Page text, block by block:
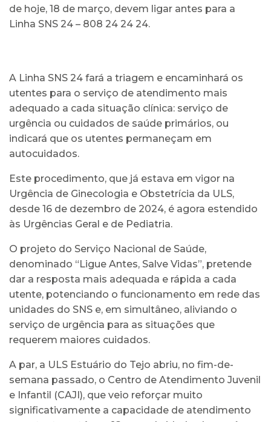
de hoje, 18 de março, devem ligar antes para a
Linha SNS 24 – 808 24 24 24.
A Linha SNS 24 fará a triagem e encaminhará os
utentes para o serviço de atendimento mais
adequado a cada situação clínica: serviço de
urgência ou cuidados de saúde primários, ou
indicará que os utentes permaneçam em
autocuidados.
Este procedimento, que já estava em vigor na
Urgência de Ginecologia e Obstetrícia da ULS,
desde 16 de dezembro de 2024, é agora estendido
às Urgências Geral e de Pediatria.
O projeto do Serviço Nacional de Saúde,
denominado “Ligue Antes, Salve Vidas”, pretende
dar a resposta mais adequada e rápida a cada
utente, potenciando o funcionamento em rede das
unidades do SNS e, em simultâneo, aliviando o
serviço de urgência para as situações que
requerem maiores cuidados.
A par, a ULS Estuário do Tejo abriu, no fim-de-
semana passado, o Centro de Atendimento Juvenil
e Infantil (CAJI), que veio reforçar muito
significativamente a capacidade de atendimento